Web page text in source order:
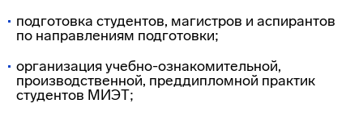
подготовка студентов, магистров и аспирантов
по направлениям подготовки;
организацияучебно-ознакомительной,
производственной, преддипломной практик
студентов МИЭТ;